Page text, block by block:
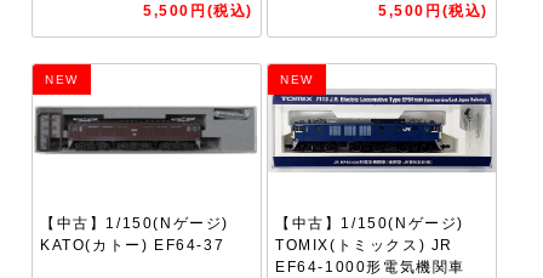
5,500円(税込)
5,500円(税込)
NEW
【中古】1/150(Nゲージ)
KATO(カトー) EF64-37
NEW
【中古】1/150(Nゲージ)
TOMIX(トミックス) JR
EF64-1000形電気機関車